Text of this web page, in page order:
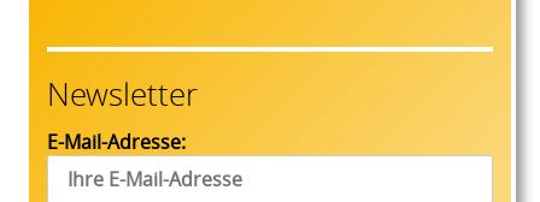
Newsletter
E-Mail-Adresse: